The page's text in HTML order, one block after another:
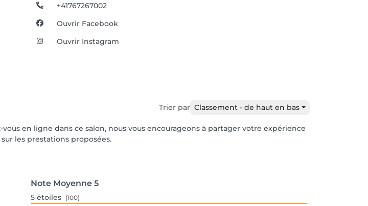
+41767267002
Ouvrir Facebook
Ouvrir Instagram
Trier par Classement - de haut en bas
vous en ligne dans ce salon, nous vous encourageons à partager votre expérience
les prestations proposées.
Note Moyenne 5
5 étoiles (100)